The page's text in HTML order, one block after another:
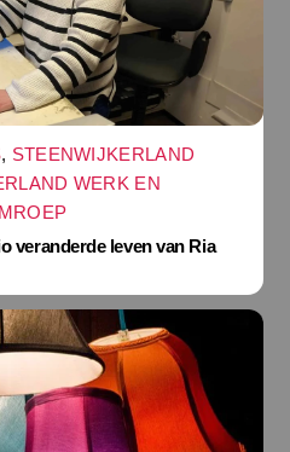
, STEENWIJKERLAND
WERK EN
veranderde leven van Ria